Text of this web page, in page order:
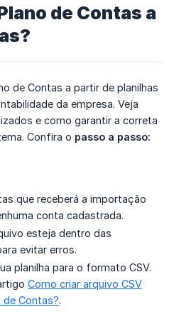
de Contas a
de Contas a partir de planilhas
da empresa. Veja
e como garantir a correta
Confira o passo a passo:
que receberá a importação
conta cadastrada.
esteja dentro das
evitar erros.
planilha para o formato CSV.
Como criar arquivo CSV
Contas?.